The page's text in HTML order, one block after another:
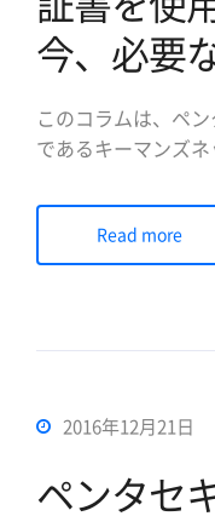
今、必要
このコラムは、ペ
であるキーマンズ
ティに関するものを
トに寄稿している
は、こちらより閲
Read more
2016年12月21日
ペンタセ